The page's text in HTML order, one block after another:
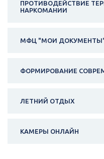
ПРОТИВОДЕЙСТВИЕ
НАРКОМАНИИ
МФЦ "МОИ
ФОРМИРОВАНИЕ
ЛЕТНИЙ ОТДЫХ
КАМЕРЫ ОНЛАЙН